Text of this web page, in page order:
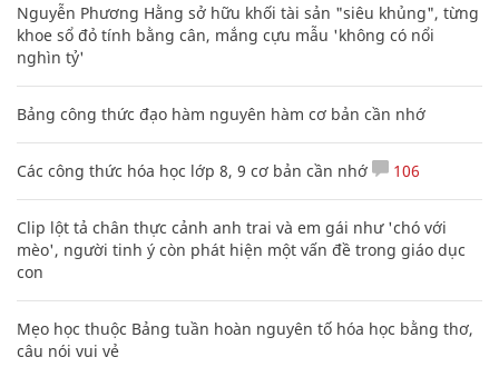
Nguyễn Phương Hằng sở hữu khối tài sản "siêu khủng", từng
khoe sổ đỏ tính bằng cân, mắng cựu mẫu 'không có nổi
nghìn tỷ'
Bảng công thức đạo hàm nguyên hàm cơ bản cần nhớ
Các công thức hóa học lớp 8, 9 cơ bản cần nhớ 106
Clip lột tả chân thực cảnh anh trai và em gái như 'chó với
mèo', người tinh ý còn phát hiện một vấn đề trong giáo dục
con
Mẹo học thuộc Bảng tuần hoàn nguyên tố hóa học bằng thơ,
câu nói vui vẻ